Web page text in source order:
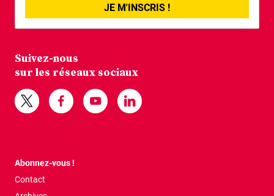
JE M'INSCRIS !
Suivez-nous
sur les réseaux sociaux
Abonnez-vous !
Contact